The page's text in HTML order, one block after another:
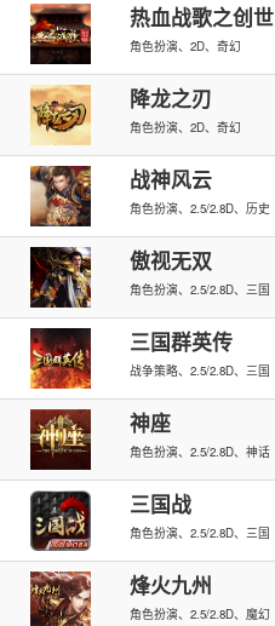
热血战歌之创世
角色扮演、2D、奇幻
降龙之刃
角色扮演、2D、奇幻
战神风云
角色扮演、2.5/2.8D、历史
傲视无双
角色扮演、2.5/2.8D、三国
三国群英传
战争策略、2.5/2.8D、三国
神座
角色扮演、2.5/2.8D、神话
三国战
角色扮演、2.5/2.8D、三国
烽火九州
角色扮演、2.5/2.8D、魔幻